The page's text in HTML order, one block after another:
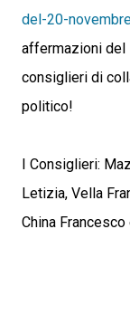
del-20-
affermazioni del
consiglieri di
politico!
I Consiglieri:
Letizia, Vella
China